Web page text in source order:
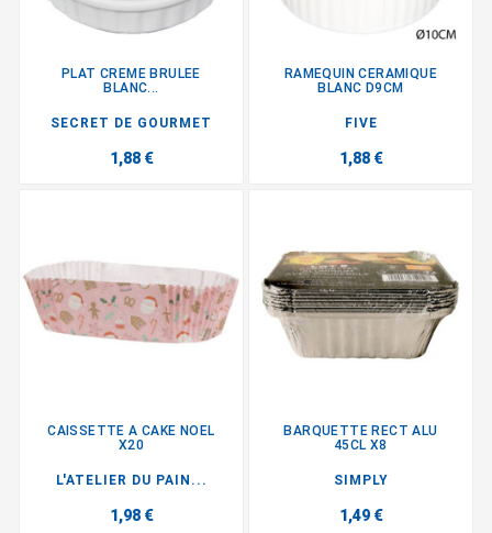
PLAT CREME BRULEE
BLANC...
SECRET DE GOURMET
1,88 €
RAMEQUIN CERAMIQUE
BLANC D9CM
FIVE
1,88 €
CAISSETTE A CAKE NOEL
X20
L'ATELIER DU PAIN...
1,98 €
BARQUETTE RECT ALU
45CL X8
SIMPLY
1,49 €